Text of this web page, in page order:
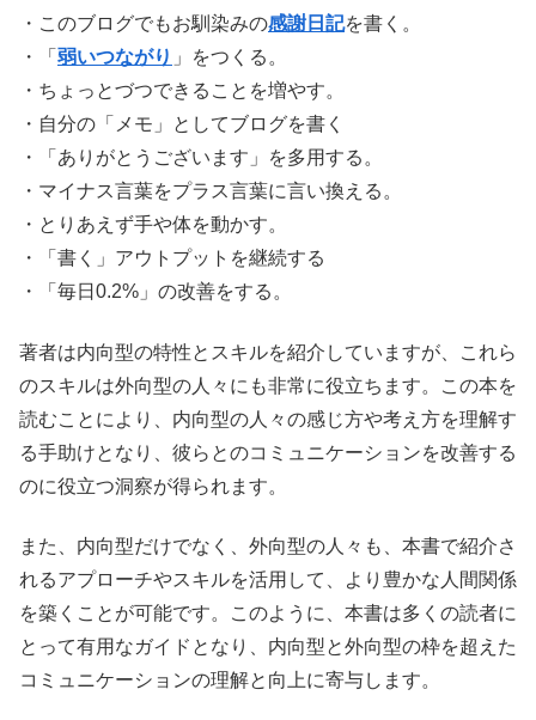
・このブログでもお馴染みの感謝日記を書く。
・「 弱いつながり 」をつくる。
・ちょっとづつできることを増やす。
・自分の「メモ」としてブログを書く
・「ありがとうございます」を多用する。
・マイナス言葉をプラス言葉に言い換える。
・とりあえず手や体を動かす。
・「書く」アウトプットを継続する
・「毎日0.2%」の改善をする。
著者は内向型の特性とスキルを紹介していますが、これら
のスキルは外向型の人々にも非常に役立ちます。この本を
読むことにより、内向型の人々の感じ方や考え方を理解す
る手助けとなり、彼らとのコミュニケーションを改善する
のに役立つ洞察が得られます。
また、内向型だけでなく、外向型の人々も、本書で紹介さ
れるアプローチやスキルを活用して、より豊かな人間関係
を築くことが可能です。このように、本書は多くの読者に
とって有用なガイドとなり、内向型と外向型の枠を超えた
コミュニケーションの理解と向上に寄与します。